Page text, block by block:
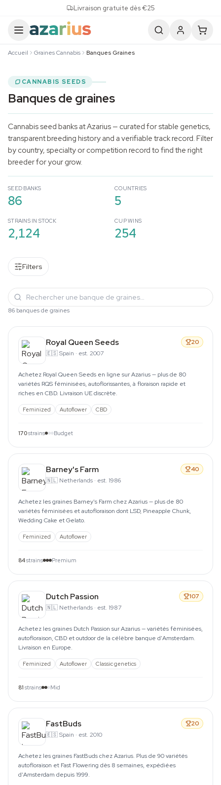
Livraison gratuite dès €25
Accueil Graines Cannabis Banques Graines
CANNABIS SEEDS
Banques de graines
Cannabis seed banks at Azarius — curated for stable genetics,
transparent breeding history and a verifiable track record. Filter
by country, specialty or competition record to find the right
breeder for your grow.
SEED BANKS
86
COUNTRIES
5
STRAINS IN STOCK
2,124
CUP WINS
254
Filters
86 banques de graines
Royal Queen Seeds
🇪🇸Spain · est. 2007
20
Achetez Royal Queen Seeds en ligne sur Azarius — plus de 80
variétés RQS féminisées, autoflorissantes, à floraison rapide et
riches en CBD. Livraison UE discrète.
Feminized Autoflower CBD
170strains Budget
Barney's Farm
🇳🇱 Netherlands · est. 1986
40
Achetez les graines Barney's Farm chez Azarius — plus de 80
variétés féminisées et autofloraison dont LSD, Pineapple Chunk,
Wedding Cake et Gelato.
Feminized Autoflower
84strains Premium
Dutch Passion
🇳🇱 Netherlands · est. 1987
107
Achetez les graines Dutch Passion sur Azarius — variétés féminisées,
autofloraison, CBD et outdoor de la célèbre banque d'Amsterdam.
Livraison en Europe.
Feminized Autoflower Classic genetics
81 strains Mid
FastBuds
🇪🇸Spain · est. 2010
20
Achetez les graines FastBuds chez Azarius. Plus de 90 variétés
autofloraison et Fast Flowering dès 8 semaines, expédiées
d'Amsterdam depuis 1999.